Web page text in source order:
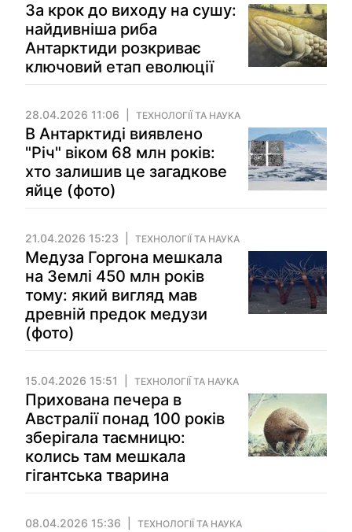
За крок до виходу на сушу:
найдивніша риба
Антарктиди розкриває
ключовий етап еволюції
28.04.2026 11:06 ТЕХНОЛОГІЇ ТА НАУКА
В Антарктиді виявлено
"Річ" віком 68 млн років:
хто залишив це загадкове
яйце (фото)
21.04.2026 15:23 ТЕХНОЛОГІЇ ТА НАУКА
Медуза Горгона мешкала
на Землі 450 млн років
тому: який вигляд мав
древній предок медузи
(фото)
15.04.2026 15:51 ТЕХНОЛОГІЇ ТА НАУКА
Прихована печера в
Австралії понад 100 років
зберігала таємницю:
колись там мешкала
гігантська тварина
08.04.2026 15:36 ТЕХНОЛОГІЇ ТА НАУКА